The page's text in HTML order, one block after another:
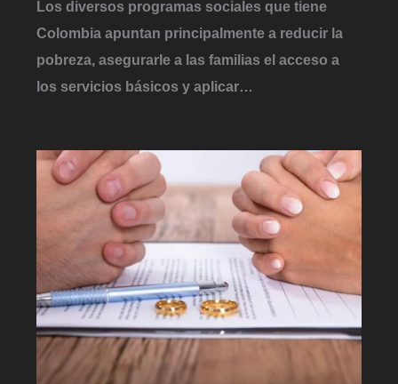
Los diversos programas sociales que tiene
Colombia apuntan principalmente a reducir la
pobreza, asegurarle a las familias el acceso a
los servicios básicos y aplicar…